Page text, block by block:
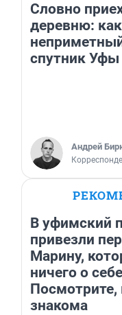
Словно
деревню:
спутник Уфы
Андрей
В уфимский
привезли
Марину,
ничего о
Посмотрите,
знакома